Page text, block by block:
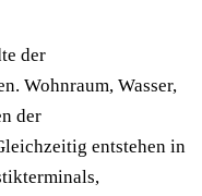
der
Wohnraum, Wasser,
der
entstehen in